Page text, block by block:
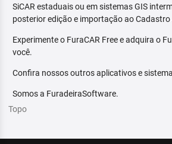
SiCAR estaduais ou em sistemas GIS
posterior edição e importação ao
Experimente o FuraCAR Free e adquira o
você.
Confira nossos outros aplicativos e
Somos a FuradeiraSoftware.
Topo